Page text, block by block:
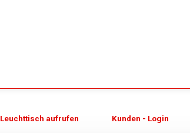
Leuchttisch aufrufen Kunden - Login